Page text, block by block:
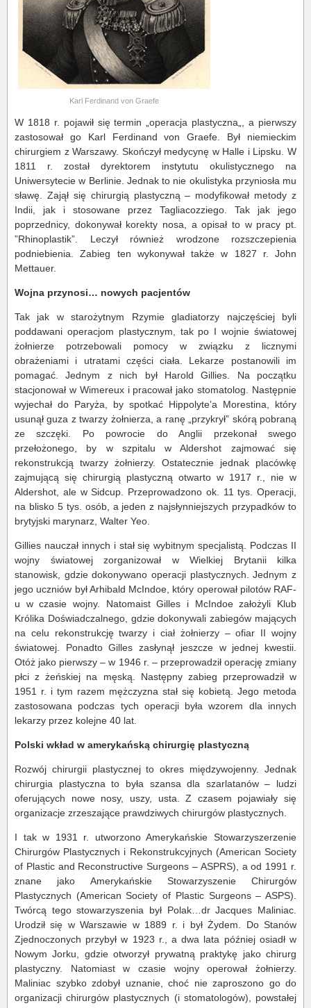
Karl Ferdinand von Graefe
W 1818 r. pojawił się termin „operacja plastyczna„, a pierwszy
zastosował go Karl Ferdinand von Graefe. Był niemieckim
chirurgiem z Warszawy. Skończył medycynę w Halle i Lipsku. W
1811 r. został dyrektorem instytutu okulistycznego na
Uniwersytecie w Berlinie. Jednak to nie okulistyka przyniosła mu
sławę. Zajął się chirurgią plastyczną – modyfikował metody z
Indii, jak i stosowane przez Tagliacozziego. Tak jak jego
poprzednicy, dokonywał korekty nosa, a opisał to w pracy pt.
”Rhinoplastik”. Leczył również wrodzone rozszczepienia
podniebienia. Zabieg ten wykonywał także w 1827 r. John
Mettauer.
Wojna przynosi… nowych pacjentów
Tak jak w starożytnym Rzymie gladiatorzy najczęściej byli
poddawani operacjom plastycznym, tak po I wojnie światowej
żołnierze potrzebowali pomocy w związku z licznymi
obrażeniami i utratami części ciała. Lekarze postanowili im
pomagać. Jednym z nich był Harold Gillies. Na początku
stacjonował w Wimereux i pracował jako stomatolog. Następnie
wyjechał do Paryża, by spotkać Hippolyte’a Morestina, który
usunął guza z twarzy żołnierza, a ranę „przykrył” skórą pobraną
ze szczęki. Po powrocie do Anglii przekonał swego
przełożonego, by w szpitalu w Aldershot zajmować się
rekonstrukcją twarzy żołnierzy. Ostatecznie jednak placówkę
zajmującą się chirurgią plastyczną otwarto w 1917 r., nie w
Aldershot, ale w Sidcup. Przeprowadzono ok. 11 tys. Operacji,
na blisko 5 tys. osób, a jeden z najsłynniejszych przypadków to
brytyjski marynarz, Walter Yeo.
Gillies nauczał innych i stał się wybitnym specjalistą. Podczas II
wojny światowej zorganizował w Wielkiej Brytanii kilka
stanowisk, gdzie dokonywano operacji plastycznych. Jednym z
jego uczniów był Arhibald McIndoe, który operował pilotów RAF-
u w czasie wojny. Natomaist Gilles i McIndoe założyli Klub
Królika Doświadczalnego, gdzie dokonywali zabiegów mających
na celu rekonstrukcję twarzy i ciał żołnierzy – ofiar II wojny
światowej. Ponadto Gilles zasłynął jeszcze w jednej kwestii.
Otóż jako pierwszy – w 1946 r. – przeprowadził operację zmiany
płci z żeńskiej na męską. Następny zabieg przeprowadził w
1951 r. i tym razem mężczyzna stał się kobietą. Jego metoda
zastosowana podczas tych operacji była wzorem dla innych
lekarzy przez kolejne 40 lat.
Polski wkład w amerykańską chirurgię plastyczną
Rozwój chirurgii plastycznej to okres międzywojenny. Jednak
chirurgia plastyczna to była szansa dla szarlatanów – ludzi
oferujących nowe nosy, uszy, usta. Z czasem pojawiały się
organizacje zrzeszające prawdziwych chirurgów plastycznych.
I tak w 1931 r. utworzono Amerykańskie Stowarzyszerzenie
Chirurgów Plastycznych i Rekonstrukcyjnych (American Society
of Plastic and Reconstructive Surgeons – ASPRS), a od 1991 r.
znane jako Amerykańskie Stowarzyszenie Chirurgów
Plastycznych (American Society of Plastic Surgeons – ASPS).
Twórcą tego stowarzyszenia był Polak…dr Jacques Maliniac.
Urodził się w Warszawie w 1889 r. i był Żydem. Do Stanów
Zjednoczonych przybył w 1923 r., a dwa lata później osiadł w
Nowym Jorku, gdzie otworzył prywatną praktykę jako chirurg
plastyczny. Natomiast w czasie wojny operował żołnierzy.
Maliniac szybko zdobył uznanie, choć nie zaproszono go do
organizacji chirurgów plastycznych (i stomatologów), powstałej